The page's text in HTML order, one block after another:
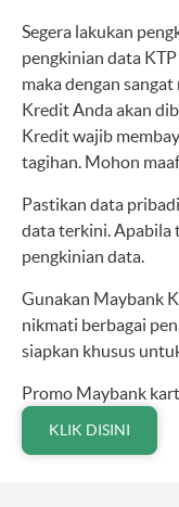
Segera lakukan
pengkinian data
maka dengan
Kredit Anda akan
Kredit wajib
tagihan. Mohon
Pastikan data
data terkini. Apabila
pengkinian data.
Gunakan Maybank
nikmati berbagai
siapkan khusus
Promo Maybank
KLIK DISINI